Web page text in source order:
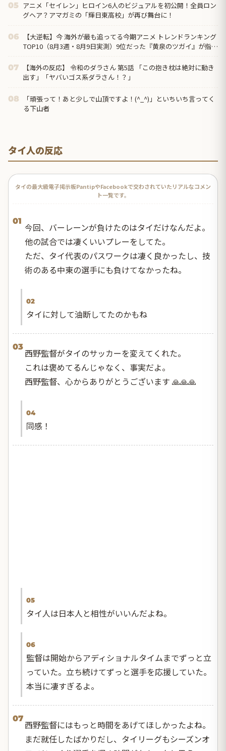
05 アニメ「セイレン」ヒロイン6人のビジュアルを初公開！全員ロン
グヘア？アマガミの「輝日東高校」が再び舞台に！
06
【大逆転】今 海外が最も追ってる今期アニメ トレンドランキング
TOP10（8月3週・8月9日実測）9位だった『黄泉のツガイ』が指数
07
【海外の反応】 令和のダラさん 第5話 「この抱き枕は絶対に動き
出す」「ヤバいゴス系ダラさん！？」
08
「頑張って！あと少しで山頂ですよ！(^_^)」といちいち言ってく
る下山者
タイ人の反応
タイの最大級電子掲示板PantipやFacebookで交わされていたリアルなコメン
ト一覧です。
01
今回、バーレーンが負けたのはタイだけなんだよ。
他の試合では凄くいいプレーをしてた。
ただ、タイ代表のパスワークは凄く良かったし、技
術のある中東の選手にも負けてなかったね。
02
タイに対して油断してたのかもね
03
西野監督がタイのサッカーを変えてくれた。
これは褒めてるんじゃなく、事実だよ。
西野監督、心からありがとうございます​ 🙏​🙏​🙏
04
同感！
05
タイ人は日本人と相性がいいんだよね。
06
監督は開始からアディショナルタイムまでずっと立
っていた。立ち続けてずっと選手を応援していた。
本当に凄すぎるよ。
07
西野監督にはもっと時間をあげてほしかったよね。
まだ就任したばかりだし、タイリーグもシーズンオ